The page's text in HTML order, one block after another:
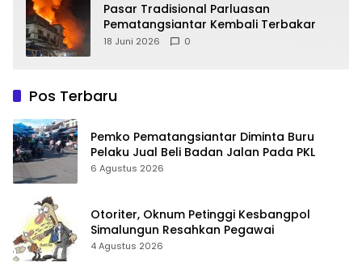
Pasar Tradisional Parluasan
Pematangsiantar Kembali Terbakar
18 Juni 2026 0
Pos Terbaru
Pemko Pematangsiantar Diminta Buru
Pelaku Jual Beli Badan Jalan Pada PKL
6 Agustus 2026
Otoriter, Oknum Petinggi Kesbangpol
Simalungun Resahkan Pegawai
4 Agustus 2026